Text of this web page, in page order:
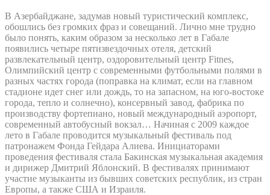
В Азербайджане, задумав новый туристический комплекс,
обошлись без громких фраз и совещаний. Лично мне трудно
было понять, каким образом за несколько лет в Габале
появились четыре пятизвездочных отеля, детский
развлекательный центр, оздоровительный центр Fitnes,
Олимпийский центр с современными футбольными полями в
разных частях города (поправка на климат, если на главном
стадионе идет снег или дождь, то на запасном, на юго-востоке
города, тепло и солнечно), консервный завод, фабрика по
производству фортепиано, новый международный аэропорт,
современный автобусный вокзал… Начиная с 2009 каждое
лето в Габале проводится музыкальный фестиваль под
патронажем Фонда Гейдара Алиева. Инициаторами
проведения фестиваля стала Бакинская музыкальная академия
и дирижер Дмитрий Яблонский. В фестивалях принимают
участие музыканты из бывших советских республик, из стран
Европы, а также США и Израиля.